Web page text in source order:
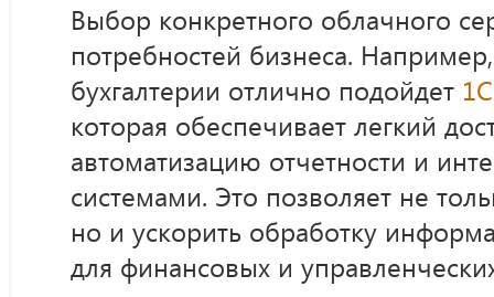
Выбор конкретного облачного
потребностей бизнеса.
бухгалтерии отлично подойдет
которая обеспечивает легкий
автоматизацию отчетности и
системами. Это позволяет не
но и ускорить обработку
для финансовых и